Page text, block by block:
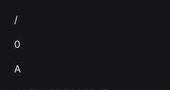
/
0
A